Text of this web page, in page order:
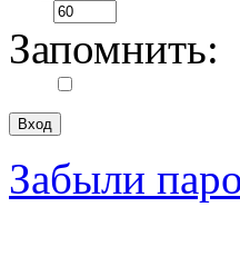
Запомнить:
Забыли